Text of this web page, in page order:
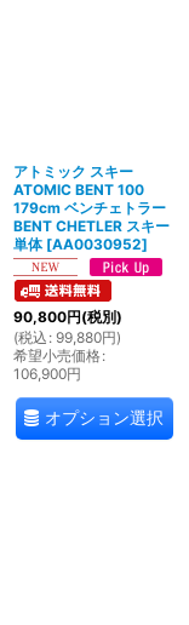
アトミック スキー
ATOMIC BENT 100
179cm ベンチェトラー
BENT CHETLER スキー
単体 [AA0030952]
90,800円(税別)
(税込 : 99,880円)
希望小売価格:
106,900円
オプション選択